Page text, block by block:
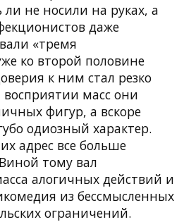
ли не носили на руках, а
даже
«тремя
ко второй половине
к ним стал резко
масс они
фигур, а вскоре
одиозный характер.
адрес все больше
тому вал
алогичных действий и
из бессмысленных
ограничений.